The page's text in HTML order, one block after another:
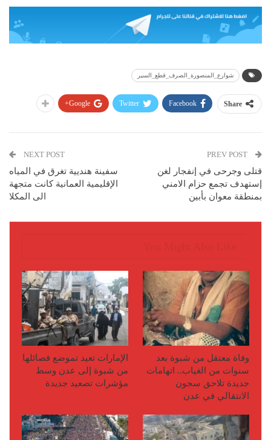
شوارع_المنصورة_الصرف_قطع_السير
Share
Facebook
Twitter
Google+
قتلى وجرحى في إنفجار لغن
إستهدف تجمع حزام الامني
بمنطقة معوان بأبين
NEXT POST
سفينة هنديية تغرق في المياه
الإقليمية العمانية كانت متجهة
الى المكلا
وفاة معتقل من شبوة بعد
سنوات من الغياب.. اتهامات
جديدة تلاحق سجون
الانتقالي في عدن
الإمارات تعيد تموضع فصائلها
من شبوة إلى عدن وسط
مؤشرات تصعيد جديدة